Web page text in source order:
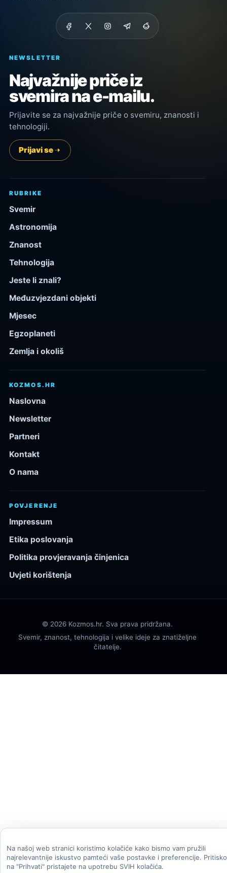
NEWSLETTER
Najvažnije priče iz
svemira na e-mailu.
Prijavite se za najvažnije priče o svemiru, znanosti i
tehnologiji.
Prijavi se
RUBRIKE
Svemir
Astronomija
Znanost
Tehnologija
Jeste li znali?
Međuzvjezdani objekti
Mjesec
Egzoplaneti
Zemlja i okoliš
KOZMOS.HR
Naslovna
Newsletter
Partneri
Kontakt
O nama
POVJERENJE
Impressum
Etika poslovanja
Politika provjeravanja činjenica
Uvjeti korištenja
© 2026 Kozmos.hr. Sva prava pridržana.
Svemir, znanost, tehnologija i velike ideje za znatiželjne
čitatelje.
Na našoj web stranici koristimo kolačiće kako bismo vam pružili
najrelevantnije iskustvo pamteći vaše postavke i preferencije.
na "Prihvati" pristajete na upotrebu SVIH kolačića.